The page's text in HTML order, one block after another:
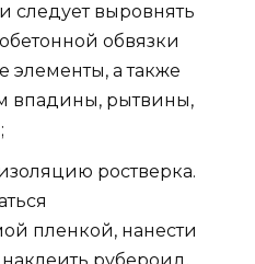
следует выровнять
обвязки
элементы, а также
впадины, рытвины,
ростверка.
пленкой, нанести